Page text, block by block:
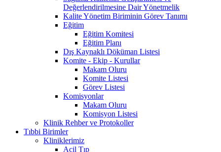
Değerlendirilmesine Dair Yönetmelik
Kalite Yönetim Biriminin Görev Tanımı
Eğitim
Eğitim Komitesi
Eğitim Planı
Dış Kaynaklı Döküman Listesi
Komite - Ekip - Kurullar
Makam Oluru
Komite Listesi
Görev Listesi
Komisyonlar
Makam Oluru
Komisyon Listesi
Klinik Rehber ve Protokoller
Tıbbi Birimler
Kliniklerimiz
Acil Tıp